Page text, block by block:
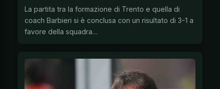
La partita tra la formazione di Trento e quella di
coach Barbieri si è conclusa con un risultato di 3-1 a
favore della squadra…